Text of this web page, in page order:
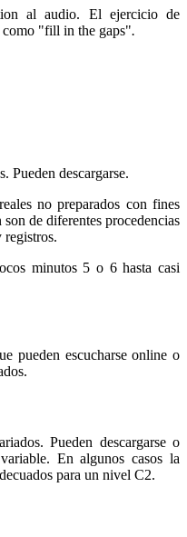
al audio. El ejercicio de
como "fill in the gaps".
Pueden descargarse.
no preparados con fines
de diferentes procedencias
registros.
minutos 5 o 6 hasta casi
pueden escucharse online o
Pueden descargarse o
En algunos casos la
para un nivel C2.